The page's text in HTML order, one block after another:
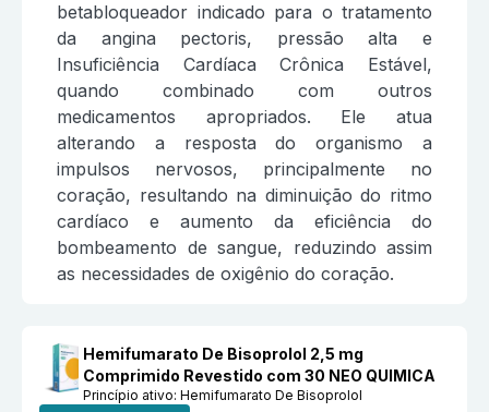
betabloqueador indicado para o tratamento
da angina pectoris, pressão alta e
Insuficiência Cardíaca Crônica Estável,
quando combinado com outros
medicamentos apropriados. Ele atua
alterando a resposta do organismo a
impulsos nervosos, principalmente no
coração, resultando na diminuição do ritmo
cardíaco e aumento da eficiência do
bombeamento de sangue, reduzindo assim
as necessidades de oxigênio do coração.
Hemifumarato De Bisoprolol 2,5 mg
Comprimido Revestido com 30 NEO QUIMICA
Princípio ativo:Hemifumarato De Bisoprolol